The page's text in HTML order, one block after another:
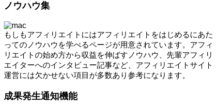
ノウハウ集
もしもアフィリエイトにはアフィリエイトをはじめるにあた
ってのノウハウを学べるページが用意されています。アフィ
リエイトの始め方から収益を伸ばすノウハウ、先輩アフィリ
エイターへのインタビュー記事など、アフィリエイトサイト
運営には欠かせない項目が多数あり参考になります。
成果発生通知機能